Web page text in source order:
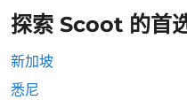
探索 Scoot 的首
新加坡
悉尼